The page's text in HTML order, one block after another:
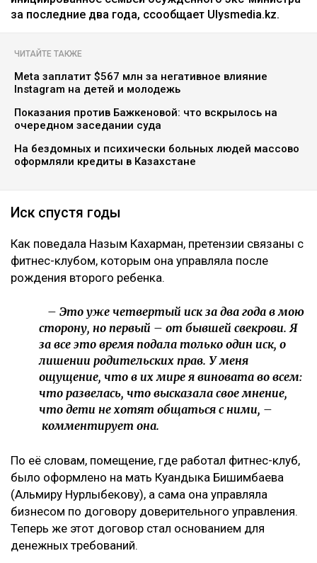
за последние два года, ссообщает Ulysmedia.kz.
ЧИТАЙТЕ ТАКЖЕ
Meta заплатит $567 млн за негативное влияние
Instagram на детей и молодежь
Показания против Бажкеновой: что вскрылось на
очередном заседании суда
На бездомных и психически больных людей массово
оформляли кредиты в Казахстане
Иск спустя годы
Как поведала Назым Кахарман, претензии связаны с
фитнес-клубом, которым она управляла после
рождения второго ребенка.
– Это уже четвертый иск за два года в мою
сторону, но первый – от бывшей свекрови. Я
за все это время подала только один иск, о
лишении родительских прав. У меня
ощущение, что в их мире я виновата во всем:
что развелась, что высказала свое мнение,
что дети не хотят общаться с ними, –
комментирует она.
По её словам, помещение, где работал фитнес-клуб,
было оформлено на мать Куандыка Бишимбаева
(Альмиру Нурлыбекову), а сама она управляла
бизнесом по договору доверительного управления.
Теперь же этот договор стал основанием для
денежных требований.